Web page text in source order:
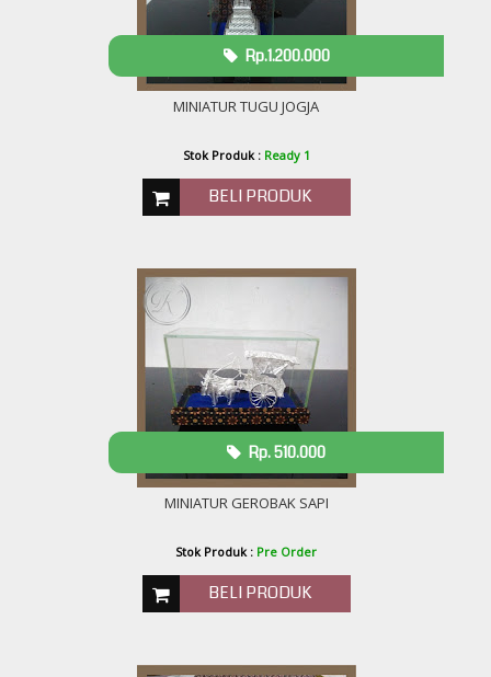
MINIATUR TUGU JOGJA
Rp.1.200.000
Stok Produk : Ready 1
BELI PRODUK
MINIATUR GEROBAK SAPI
Rp. 510.000
Stok Produk : Pre Order
BELI PRODUK